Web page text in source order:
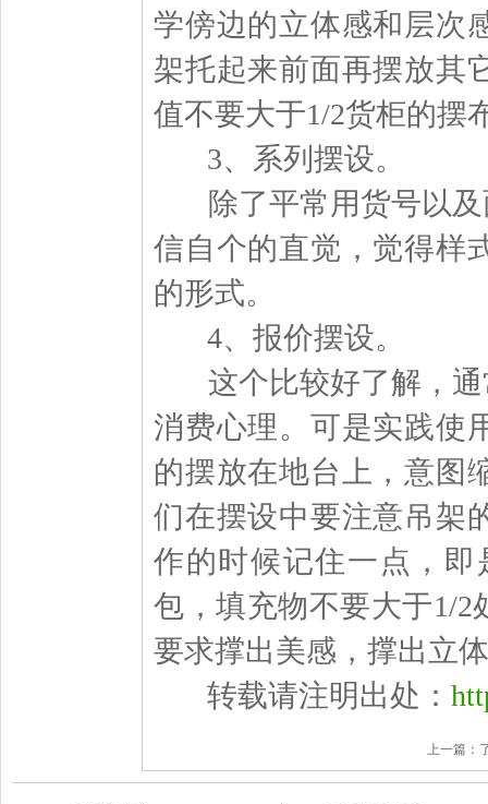
学傍边的立体感和层次
架托起来前面再摆放其
值不要大于1/2货柜的摆
3、系列摆设。
除了平常用货号以及
信自个的直觉，觉得样
的形式。
4、报价摆设。
这个比较好了解，通
消费心理。可是实践使
的摆放在地台上，意图
们在摆设中要注意吊架
作的时候记住一点，
包，填充物不要大于1/
要求撑出美感，撑出立
转载请注明出处：
上一篇：